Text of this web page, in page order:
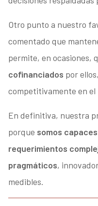
Otro punto a nuestro
comentado que
permite, en ocasiones,
cofinanciados por
competitivamente en el
En definitiva, nuestra
porque somos
requerimientos
pragmáticos,
medibles.